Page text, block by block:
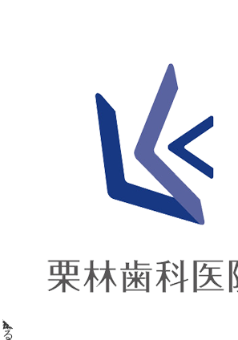
千葉県の新浦安にある歯医者｜Q.むし歯は自然治癒するって本当？ Q.むし歯は自